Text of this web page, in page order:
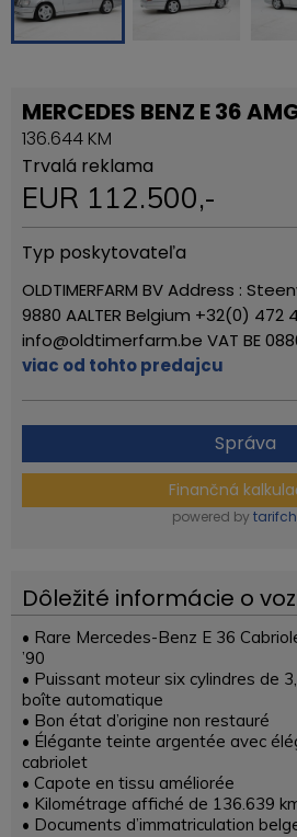
MERCEDES BENZ E 36
136.644 KM
Trvalá reklama
EUR 112.500,-
Typ poskytovateľa
OLDTIMERFARM BV Address :
9880 AALTER Belgium +32(0) 472
info@oldtimerfarm.be VAT BE
viac od tohto predajcu
Správa
Finančná
powered by
Dôležité informácie o
• Rare Mercedes-Benz E 36
’90
• Puissant moteur six cylindres de
boîte automatique
• Bon état d’origine non restauré
• Élégante teinte argentée avec
cabriolet
• Capote en tissu améliorée
• Kilométrage affiché de 136.639
• Documents d’immatriculation